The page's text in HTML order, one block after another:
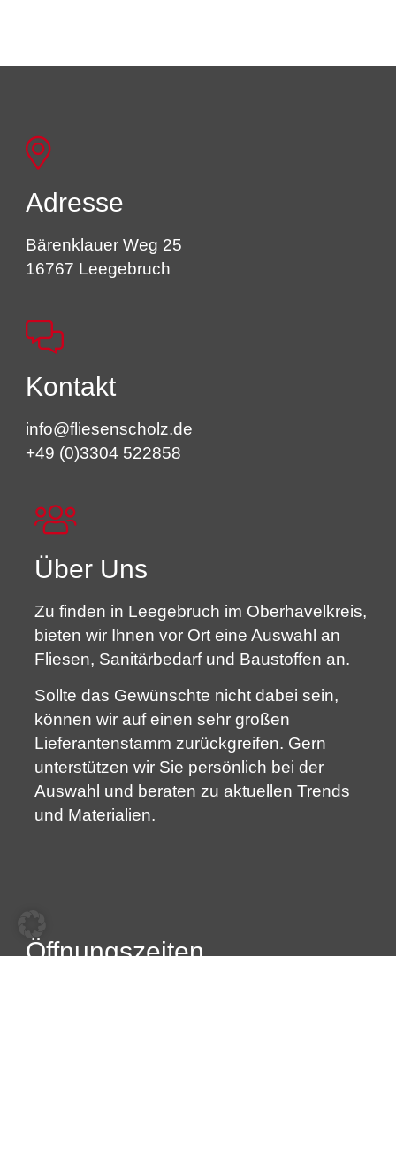
Adresse
Bärenklauer Weg 25
16767 Leegebruch
Kontakt
info@fliesenscholz.de
+49 (0)3304 522858
Über Uns
Zu finden in Leegebruch im Oberhavelkreis,
bieten wir Ihnen vor Ort eine Auswahl an
Fliesen, Sanitärbedarf und Baustoffen an.
Sollte das Gewünschte nicht dabei sein,
können wir auf einen sehr großen
Lieferantenstamm zurückgreifen. Gern
unterstützen wir Sie persönlich bei der
Auswahl und beraten zu aktuellen Trends
und Materialien.
Öffnungszeiten